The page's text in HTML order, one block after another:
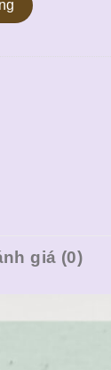
giá (0)